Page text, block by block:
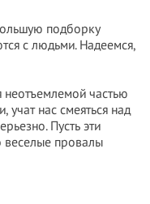
подборку
с людьми. Надеемся,
неотъемлемой частью
нас смеяться над
Пусть эти
провалы